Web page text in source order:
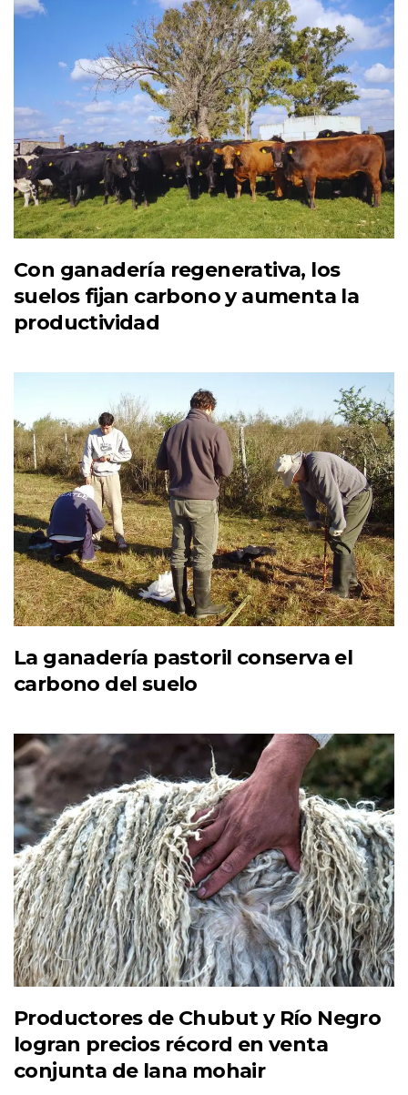
Con ganadería regenerativa, los
suelos fijan carbono y aumenta la
productividad
La ganadería pastoril conserva el
carbono del suelo
Productores de Chubut y Río Negro
logran precios récord en venta
conjunta de lana mohair